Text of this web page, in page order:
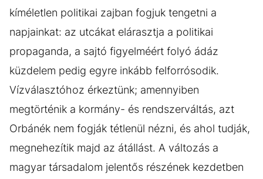
kíméletlen politikai zajban fogjuk tengetni a
napjainkat: az utcákat elárasztja a politikai
propaganda, a sajtó figyelméért folyó ádáz
küzdelem pedig egyre inkább felforrósodik.
Vízválasztóhoz érkeztünk; amennyiben
megtörténik a kormány- és rendszerváltás, azt
Orbánék nem fogják tétlenül nézni, és ahol tudják,
megnehezítik majd az átállást. A változás a
magyar társadalom jelentős részének kezdetben